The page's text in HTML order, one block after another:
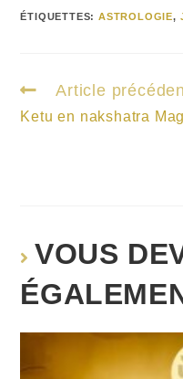
ÉTIQUETTES:ASTROLOGIE,
Article
Ketu en nakshatra
VOUS